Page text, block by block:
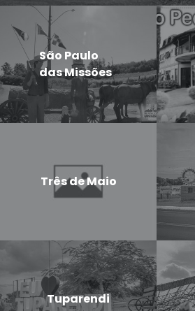
São Paulo
das Missões
Três de Maio
Tuparendi